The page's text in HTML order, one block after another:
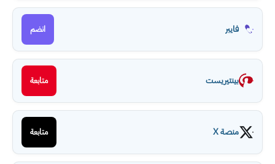
فايبر انضم
بينتيريست متابعة
منصة X متابعة